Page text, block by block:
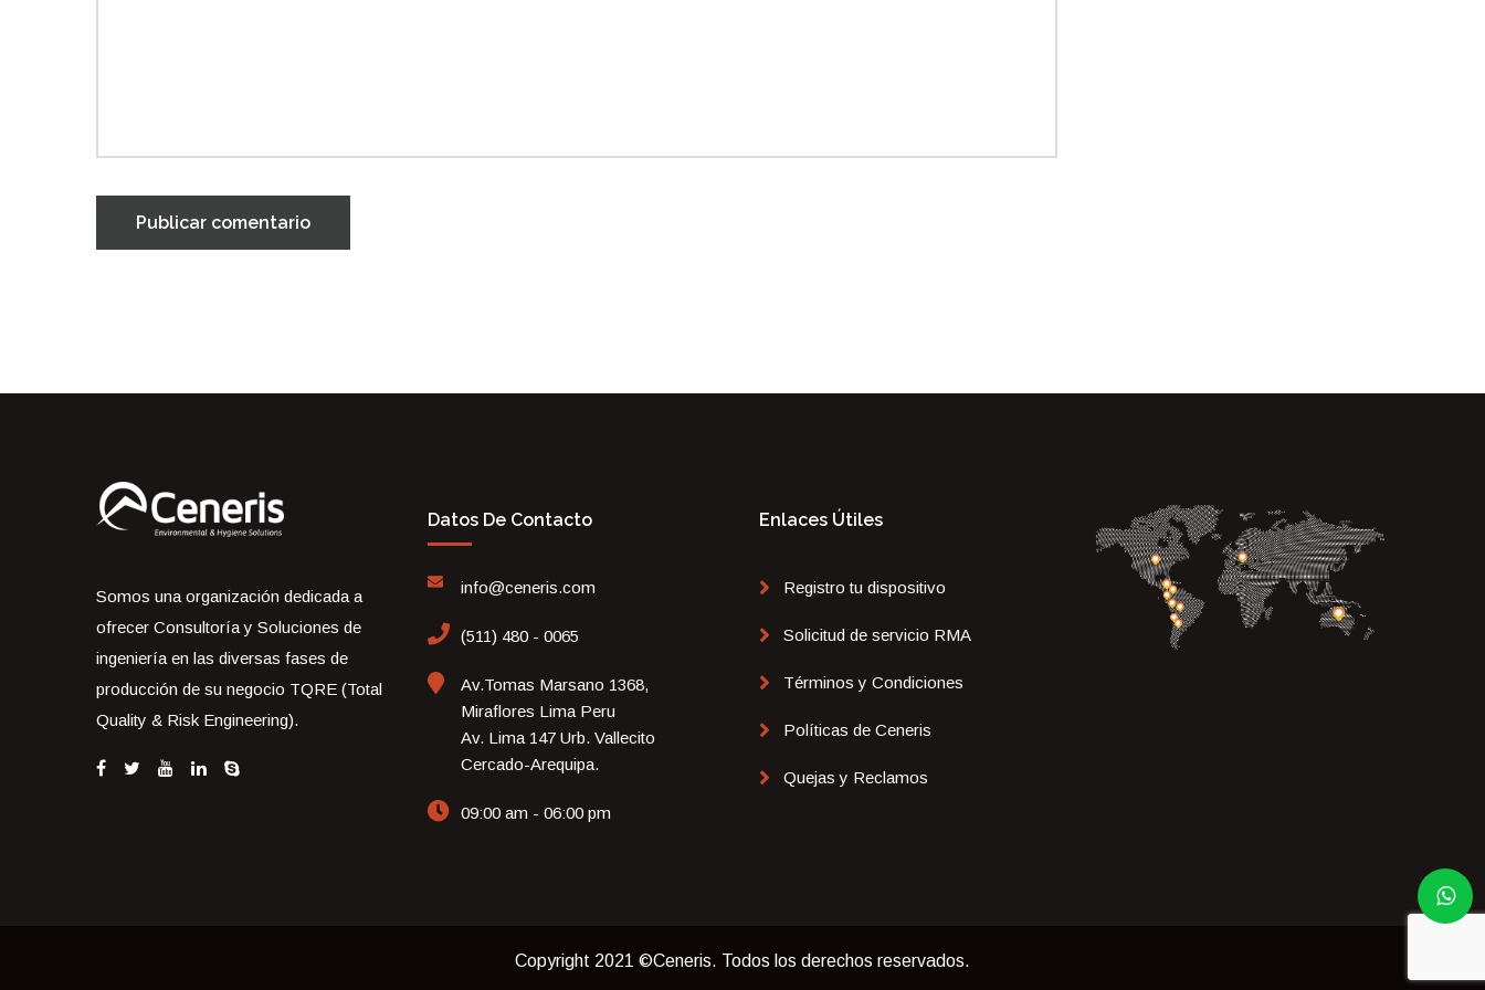
Publicar comentario
Somos una organización dedicada a
ofrecer Consultoría y Soluciones de
ingeniería en las diversas fases de
producción de su negocio TQRE (Total
Quality & Risk Engineering).
Datos De Contacto
info@ceneris.com
(511) 480 - 0065
Av.Tomas Marsano 1368,
Miraflores Lima Peru
Av. Lima 147 Urb. Vallecito
Cercado-Arequipa.
09:00 am - 06:00 pm
Enlaces Útiles
Registro tu dispositivo
Solicitud de servicio RMA
Términos y Condiciones
Políticas de Ceneris
Quejas y Reclamos
Copyright 2021 ©Ceneris. Todos los derechos reservados.